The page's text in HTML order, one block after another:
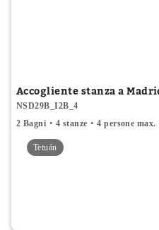
Accogliente stanza a
NSD29B_I2B_4
2 Bagni
4 stanze 4 persone max.
Tetuán